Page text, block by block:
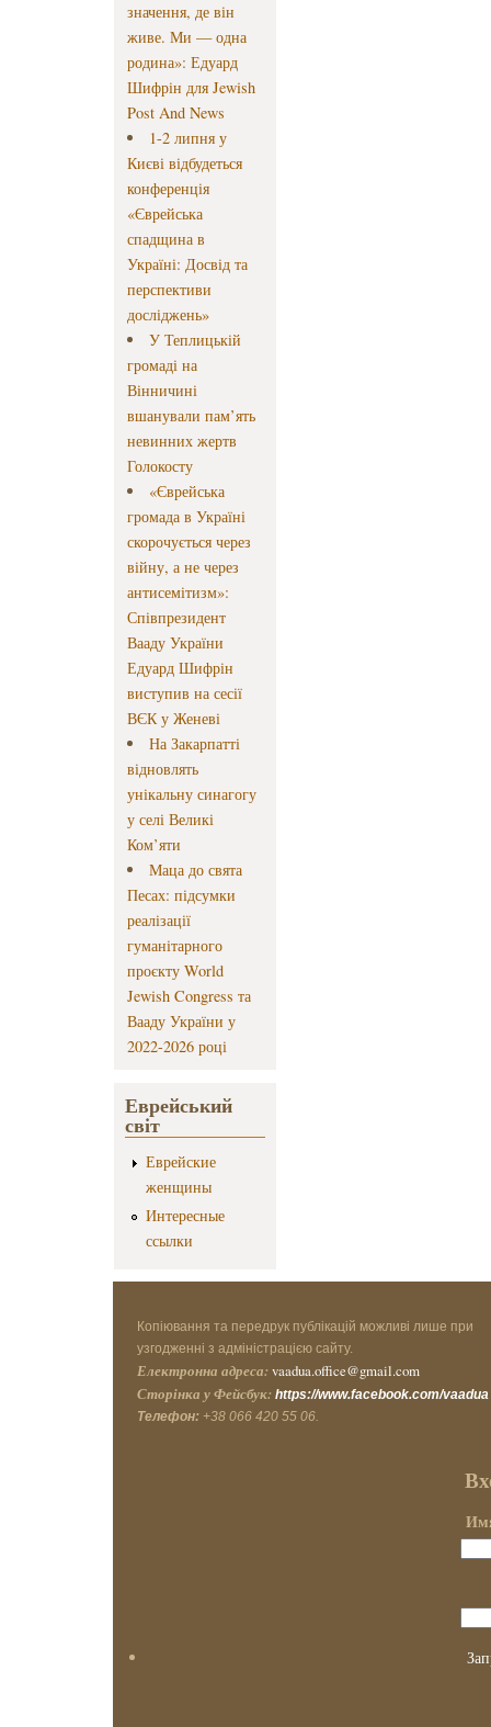
значення, де він
живе. Ми — одна
родина»: Едуард
Шифрін для Jewish
Post And News
1-2 липня у
Києві відбудеться
конференція
«Єврейська
спадщина в
Україні: Досвід та
перспективи
досліджень»
У Теплицькій
громаді на
Вінничині
вшанували пам’ять
невинних жертв
Голокосту
«Єврейська
громада в Україні
скорочується через
війну, а не через
антисемітизм»:
Співпрезидент
Вааду України
Едуард Шифрін
виступив на сесії
ВЄК у Женеві
На Закарпатті
відновлять
унікальну синагогу
у селі Великі
Ком’яти
Маца до свята
Песах: підсумки
реалізації
гуманітарного
проєкту World
Jewish Congress та
Вааду України у
2022-2026 році
Еврейський
світ
Еврейские
женщины
Интересные
ссылки
Копіювання та передрук публікацій можливі лише при
узгодженні з адміністрацією сайту.
Електронна адреса: vaadua.office@gmail.com
Сторінка у Фейсбук: https://www.facebook.com/vaadua
Телефон: +38 066 420 55 06.